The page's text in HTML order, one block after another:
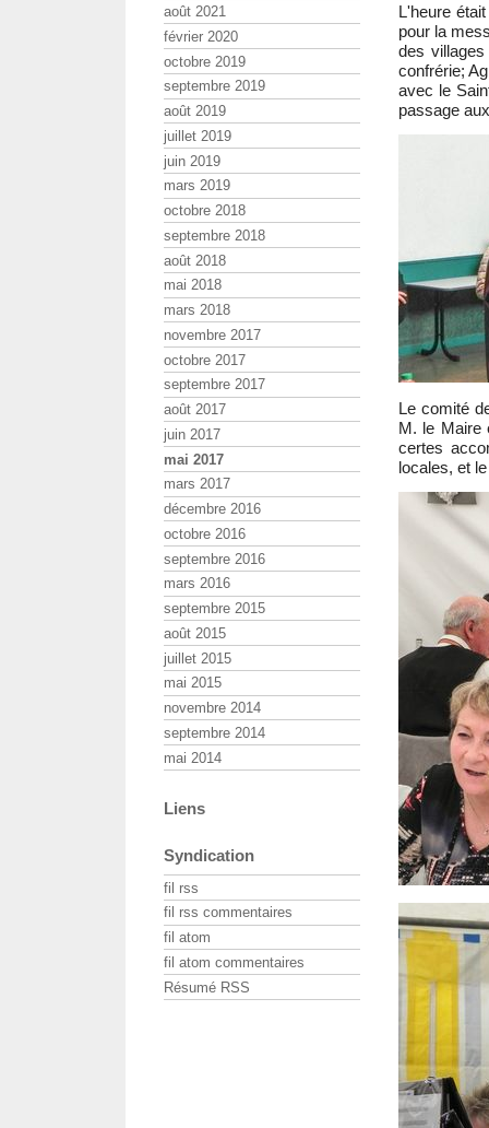
L'heure
pour la
des
confrérie;
avec le
passage
Le comité
M. le Maire
certes
locales, et
août 2021
février 2020
octobre 2019
septembre 2019
août 2019
juillet 2019
juin 2019
mars 2019
octobre 2018
septembre 2018
août 2018
mai 2018
mars 2018
novembre 2017
octobre 2017
septembre 2017
août 2017
juin 2017
mai 2017
mars 2017
décembre 2016
octobre 2016
septembre 2016
mars 2016
septembre 2015
août 2015
juillet 2015
mai 2015
novembre 2014
septembre 2014
mai 2014
Liens
Syndication
fil rss
fil rss commentaires
fil atom
fil atom commentaires
Résumé RSS